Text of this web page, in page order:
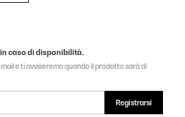
caso di disponibilità.
e ti avviseremo quando il prodotto sarà di
Registrarsi